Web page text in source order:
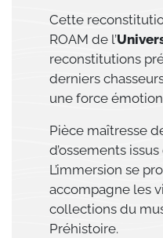
Cette
ROAM de l’
reconstitutions
derniers
une force
Pièce maîtresse
d’ossements
L’immersion se
accompagne les
collections du
Préhistoire.